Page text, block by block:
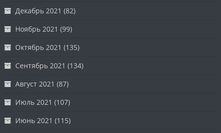
Декабрь 2021 (82)
Ноябрь 2021 (99)
Октябрь 2021 (135)
Сентябрь 2021 (134)
Август 2021 (87)
Июль 2021 (107)
Июнь 2021 (115)